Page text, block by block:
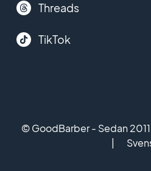
Threads
TikTok
© GoodBarber - Sedan